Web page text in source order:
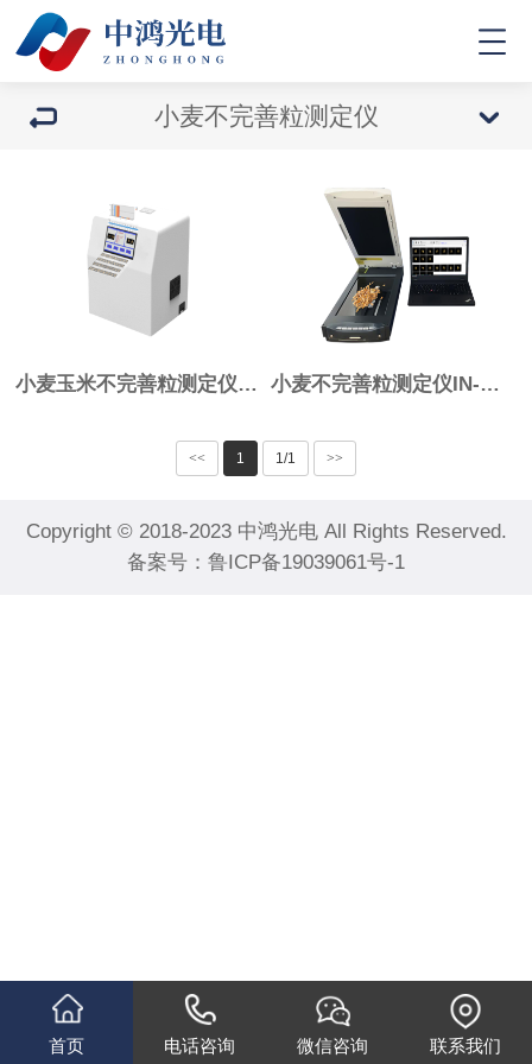
小麦不完善粒测定仪
小麦玉米不完善粒测定仪IN-WS10 小麦不完善粒测定仪IN-MWS
<< 1 1/1 >>
Copyright © 2018-2023 中鸿光电 All Rights Reserved.
备案号： 鲁ICP备19039061号-1
首页 电话咨询 微信咨询 联系我们